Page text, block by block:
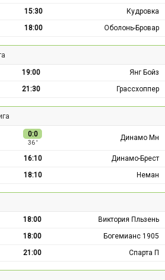
15:30
Кудровка
18:00 Оболонь-Бровар
19:00
Янг Бойз
21:30 Грассхоппер
0:0
36 ′
Динамо Мн
16:10
Динамо-Брест
18:10 Неман
18:00
Виктория Пльзень
18:00
Богемианс 1905
21:00 Спарта П